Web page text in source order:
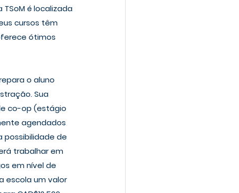
é localizada
cursos têm
ótimos
o aluno
Sua
co-op (estágio
agendados
possibilidade de
trabalhar em
em nível de
escola um valor